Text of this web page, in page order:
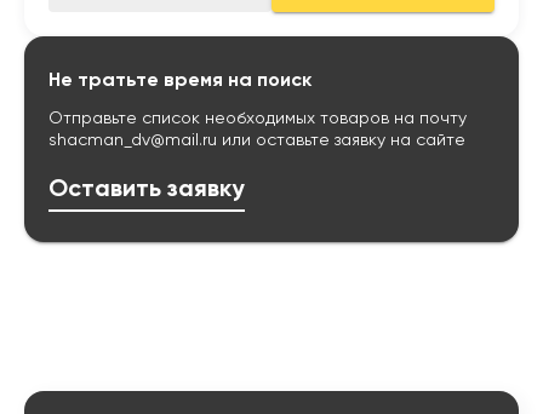
Не тратьте время на поиск
Отправьте список необходимых товаров на почту
shacman_dv@mail.ru или оставьте заявку на сайте
Оставить заявку